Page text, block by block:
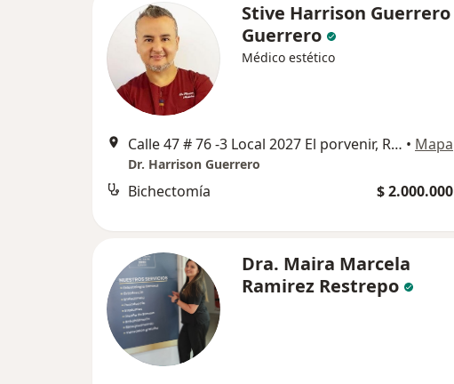
Stive Harrison Guerrero
Guerrero
Médico estético
Calle 47 # 76 -3 Local 2027 El porvenir, Rionegro. Ant., Rionegro • Mapa
Dr. Harrison Guerrero
Bichectomía $ 2.000.000
Dra. Maira Marcela
Ramirez Restrepo